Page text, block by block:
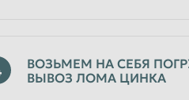
ВОЗЬМЕМ НА СЕБЯ
ВЫВОЗ ЛОМА ЦИНКА